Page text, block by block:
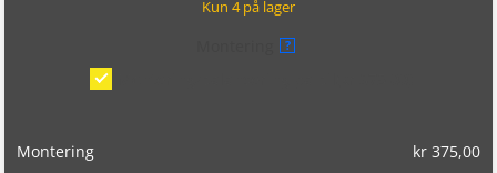
Kun 4 på lager
?
Montering kr375,00